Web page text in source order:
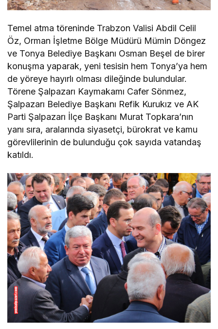
Temel atma töreninde Trabzon Valisi Abdil Celil
Öz, Orman İşletme Bölge Müdürü Mümin Döngez
ve Tonya Belediye Başkanı Osman Beşel de birer
konuşma yaparak, yeni tesisin hem Tonya’ya hem
de yöreye hayırlı olması dileğinde bulundular.
Törene Şalpazarı Kaymakamı Cafer Sönmez,
Şalpazarı Belediye Başkanı Refik Kurukız ve AK
Parti Şalpazarı İlçe Başkanı Murat Topkara’nın
yanı sıra, aralarında siyasetçi, bürokrat ve kamu
görevlilerinin de bulunduğu çok sayıda vatandaş
katıldı.